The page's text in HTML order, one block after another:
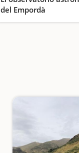
del Empordà
Las estrellas al alcance